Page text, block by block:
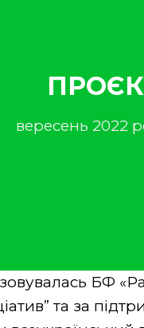
вересень 2022
БФ
та за